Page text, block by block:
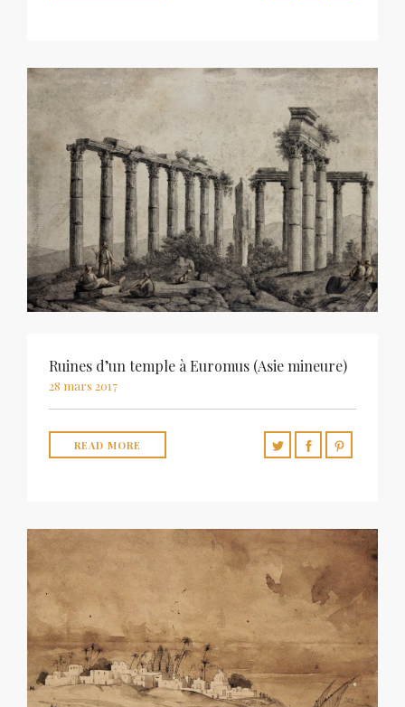
Ruines d’un temple à Euromus (Asie mineure)
28 mars 2017
READ MORE